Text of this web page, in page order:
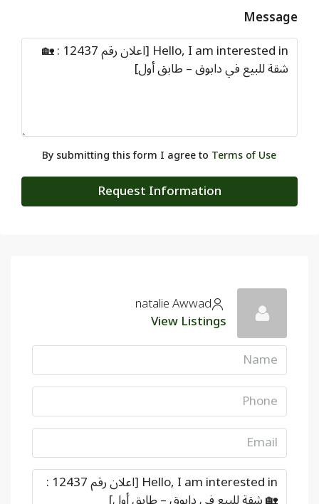
Message
By submitting this form I agree to Terms of Use
Request Information
natalie Awwad
View Listings